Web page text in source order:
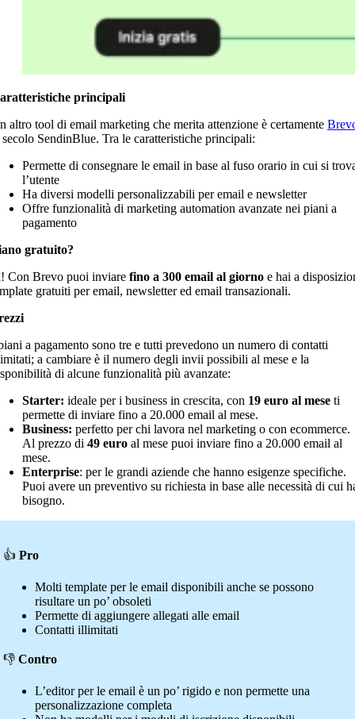
principali
altro tool di email marketing che merita attenzione è certamente
secolo SendinBlue. Tra le caratteristiche principali:
Permette di consegnare le email in base al fuso orario in cui si
l’utente
Ha diversi modelli personalizzabili per email e newsletter
Offre funzionalità di marketing automation avanzate nei piani a
pagamento
gratuito?
Con Brevo puoi inviare fino a 300 email al giorno e hai a
gratuiti per email, newsletter ed email transazionali.
a pagamento sono tre e tutti prevedono un numero di contatti
a cambiare è il numero degli invii possibili al mese e la
di alcune funzionalità più avanzate:
Starter: ideale per i business in crescita, con 19 euro al mese ti
permette di inviare fino a 20.000 email al mese.
Business: perfetto per chi lavora nel marketing o con ecommerce.
Al prezzo di 49 euro al mese puoi inviare fino a 20.000 email al
mese.
Enterprise: per le grandi aziende che hanno esigenze specifiche.
Puoi avere un preventivo su richiesta in base alle necessità di cui
bisogno.
👍 Pro
Molti template per le email disponibili anche se possono
risultare un po’ obsoleti
Permette di aggiungere allegati alle email
Contatti illimitati
👎 Contro
L’editor per le email è un po’ rigido e non permette una
personalizzazione completa